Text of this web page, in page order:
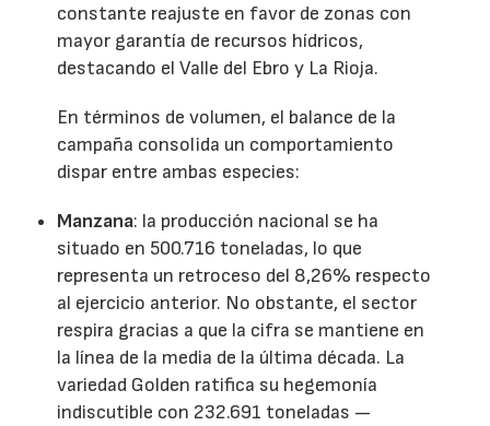
constante reajuste en favor de zonas con
mayor garantía de recursos hídricos,
destacando el Valle del Ebro y La Rioja.
En términos de volumen, el balance de la
campaña consolida un comportamiento
dispar entre ambas especies:
Manzana: la producción nacional se ha
situado en 500.716 toneladas, lo que
representa un retroceso del 8,26% respecto
al ejercicio anterior. No obstante, el sector
respira gracias a que la cifra se mantiene en
la línea de la media de la última década. La
variedad Golden ratifica su hegemonía
indiscutible con 232.691 toneladas —